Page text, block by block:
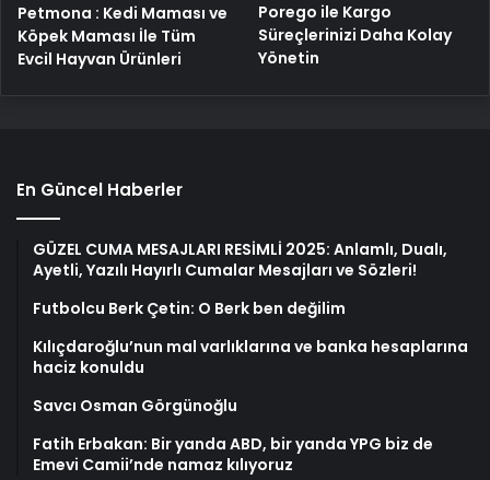
Petmona : Kedi Maması ve
Köpek Maması İle Tüm
Evcil Hayvan Ürünleri
Porego ile Kargo
Süreçlerinizi Daha Kolay
Yönetin
En Güncel Haberler
GÜZEL CUMA MESAJLARI RESİMLİ 2025: Anlamlı, Dualı,
Ayetli, Yazılı Hayırlı Cumalar Mesajları ve Sözleri!
Futbolcu Berk Çetin: O Berk ben değilim
Kılıçdaroğlu’nun mal varlıklarına ve banka hesaplarına
haciz konuldu
Savcı Osman Görgünoğlu
Fatih Erbakan: Bir yanda ABD, bir yanda YPG biz de
Emevi Camii’nde namaz kılıyoruz